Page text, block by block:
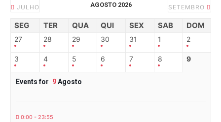
JULHO AGOSTO 2026 SETEMBRO
SEG TER QUA QUI SEX SAB DOM
27 28 29 30 31 1 2
3 4 5 6 7 8 9
Events for 9Agosto
0:00 - 23:55